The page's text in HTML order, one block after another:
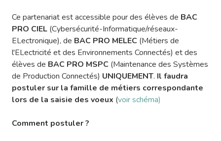
Ce partenariat est accessible pour des élèves de BAC
PRO CIEL (Cybersécurité-Informatique/réseaux-
ELectronique), de BAC PRO MELEC (Métiers de
l'ELectricité et des Environnements Connectés) et des
élèves de BAC PRO MSPC (Maintenance des Systèmes
de Production Connectés) UNIQUEMENT. Il faudra
postuler sur la famille de métiers correspondante
lors de la saisie des voeux (voir schéma)
Comment postuler ?